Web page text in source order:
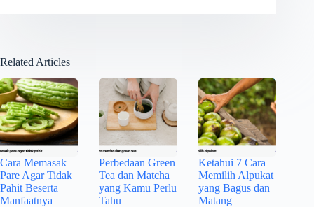
Related Articles
Cara Memasak
Pare Agar Tidak
Pahit Beserta
Manfaatnya
Perbedaan Green
Tea dan Matcha
yang Kamu Perlu
Tahu
Ketahui 7 Cara
Memilih Alpukat
yang Bagus dan
Matang